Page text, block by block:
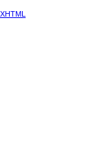
XHTML